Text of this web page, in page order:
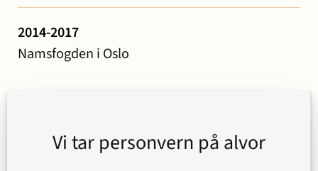
2014-2017
Namsfogden i Oslo
Utdannelse
Vi tar personvern på alvor